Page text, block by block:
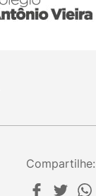
Compartilhe: